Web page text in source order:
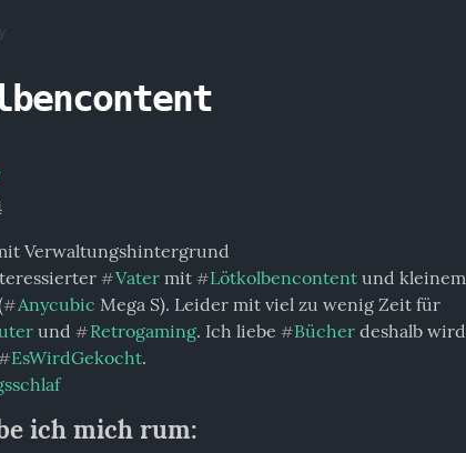
#Vater mit #Lötkolbencontent
#Anycubic Mega S). Leider mit viel zu wenig Zeit für
und #Retrogaming. Ich liebe #Bücher deshalb
EsWirdGekocht
ich mich rum: